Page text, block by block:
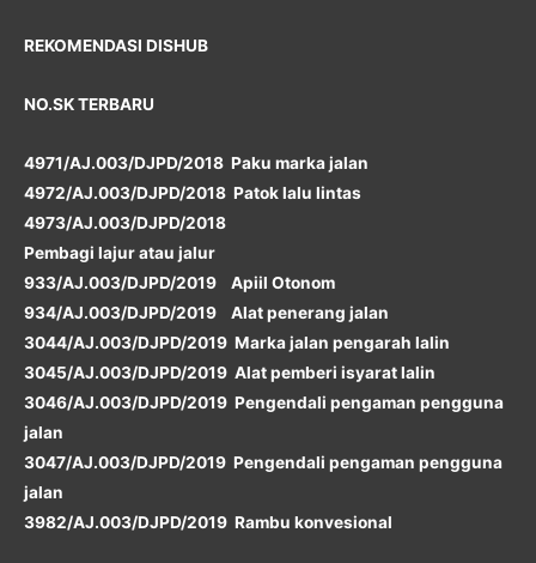
REKOMENDASI DISHUB
NO.SK TERBARU
4971/AJ.003/DJPD/2018 Paku marka jalan
4972/AJ.003/DJPD/2018 Patok lalu lintas
4973/AJ.003/DJPD/2018
Pembagi lajur atau jalur
933/AJ.003/DJPD/2019 Apiil Otonom
934/AJ.003/DJPD/2019 Alat penerang jalan
3044/AJ.003/DJPD/2019 Marka jalan pengarah lalin
3045/AJ.003/DJPD/2019 Alat pemberi isyarat lalin
3046/AJ.003/DJPD/2019 Pengendali pengaman pengguna
jalan
3047/AJ.003/DJPD/2019 Pengendali pengaman pengguna
jalan
3982/AJ.003/DJPD/2019 Rambu konvesional